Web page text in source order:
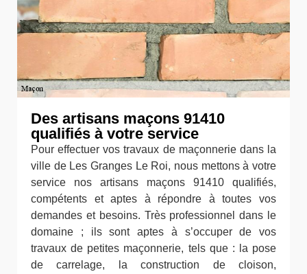
Des artisans maçons 91410
qualifiés à votre service
Pour effectuer vos travaux de maçonnerie dans la
ville de Les Granges Le Roi, nous mettons à votre
service nos artisans maçons 91410 qualifiés,
compétents et aptes à répondre à toutes vos
demandes et besoins. Très professionnel dans le
domaine ; ils sont aptes à s’occuper de vos
travaux de petites maçonnerie, tels que : la pose
de carrelage, la construction de cloison,